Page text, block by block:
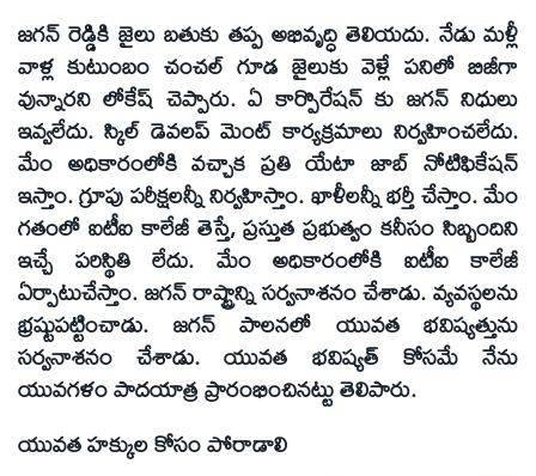
జగన్ రెడ్డికి జైలు బతుకు తప్ప అభివృద్ధి తెలియదు. నేడు మళ్లీ
వాళ్ల కుటుంబం చంచల్ గూడ జైలుకు వెళ్లే పనిలో బిజీగా
వున్నారని లోకేష్ చెప్పారు. ఏ కార్పొరేషన్ కు జగన్ నిధులు
ఇవ్వలేదు. స్కిల్ డెవలప్ మెంట్ కార్యక్రమాలు నిర్వహించలేదు.
మేం అధికారంలోకి వచ్చాక ప్రతి యేటా జాబ్ నోటిఫికేషన్
ఇస్తాం. గ్రూపు పరీక్షలన్నీ నిర్వహిస్తాం. ఖాళీలన్నీ భర్తీ చేస్తాం. మేం
గతంలో ఐటీఐ కాలేజీ తెస్తే, ప్రస్తుత ప్రభుత్వం కనీసం సిబ్బందిని
ఇచ్చే పరిస్థితి లేదు. మేం అధికారంలోకి ఐటీఐ కాలేజీ
ఏర్పాటుచేస్తాం. జగన్ రాష్ట్రాన్ని సర్వనాశనం చేశాడు. వ్యవస్థలను
భ్రష్టుపట్టించాడు. జగన్ పాలనలో యువత భవిష్యత్తును
సర్వనాశనం చేశాడు. యువత భవిష్యత్ కోసమే నేను
యువగళం పాదయాత్ర ప్రారంభించినట్టు తెలిపారు.
యువత హక్కుల కోసం పోరాడాలి